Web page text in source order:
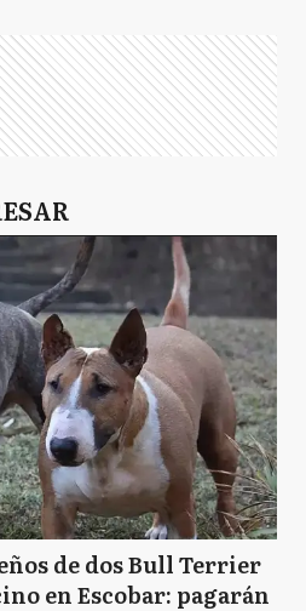
de dos Bull Terrier
en Escobar: pagarán